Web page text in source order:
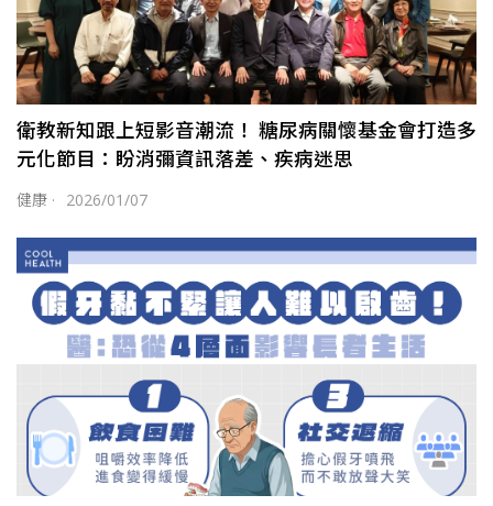
衛教新知跟上短影音潮流！ 糖尿病關懷基金會打造多
元化節目：盼消彌資訊落差、疾病迷思
健康 · 2026/01/07